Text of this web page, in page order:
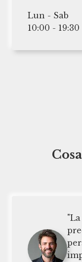
Lun - Sab
10:00 - 19:30